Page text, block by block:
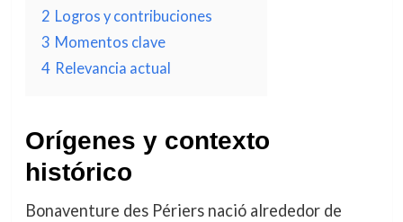
2 Logros y contribuciones
3 Momentos clave
4 Relevancia actual
Orígenes y contexto
histórico
Bonaventure des Périers nació alrededor de